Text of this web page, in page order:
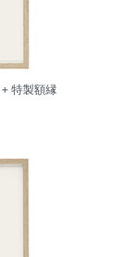
特製額縁